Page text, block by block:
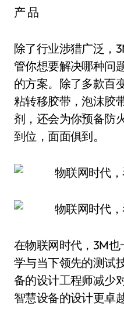
产 品
除了行业涉猎广泛，
管你想要解决哪种问
的方案。除了多款百
粘转移胶带，泡沫胶
剂，还会为你预备防
到位，面面俱到。
在物联网时代，3M
学与当下领先的测试
备的设计工程师减少
智慧设备的设计更卓